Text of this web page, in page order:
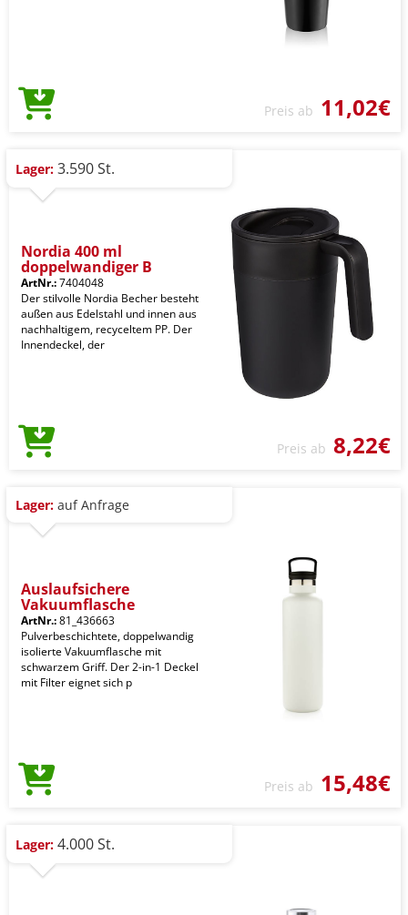
Preis ab 11,02€
Lager: 3.590 St.
Nordia 400 ml
doppelwandiger B
ArtNr.:7404048
Der stilvolle Nordia Becher besteht
außen aus Edelstahl und innen aus
nachhaltigem, recyceltem PP. Der
Innendeckel, der
Preis ab 8,22€
Lager: auf Anfrage
Auslaufsichere
Vakuumflasche
ArtNr.:81_436663
Pulverbeschichtete, doppelwandig
isolierte Vakuumflasche mit
schwarzem Griff. Der 2-in-1 Deckel
mit Filter eignet sich p
Preis ab 15,48€
Lager: 4.000 St.